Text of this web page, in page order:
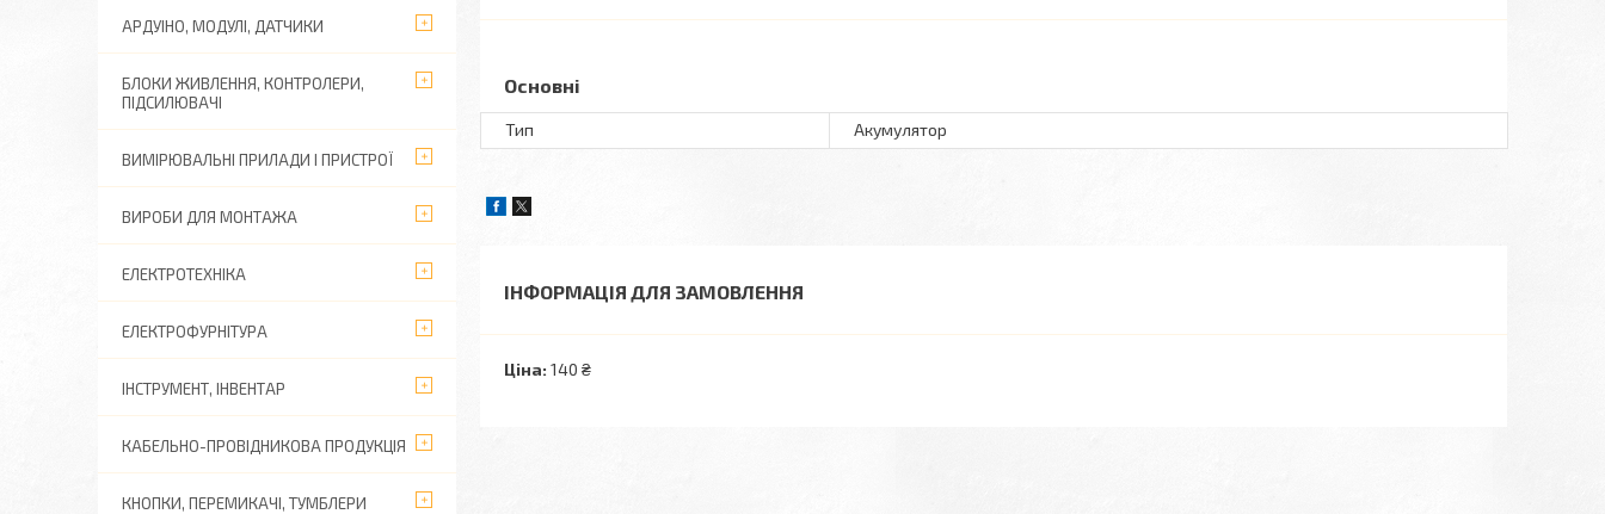
Основні
Тип Акумулятор
ІНФОРМАЦІЯ ДЛЯ ЗАМОВЛЕННЯ
Ціна: 140 ₴
АРДУІНО, МОДУЛІ, ДАТЧИКИ
БЛОКИ ЖИВЛЕННЯ, КОНТРОЛЕРИ,
ПІДСИЛЮВАЧІ
ВИМІРЮВАЛЬНІ ПРИЛАДИ І ПРИСТРОЇ
ВИРОБИ ДЛЯ МОНТАЖА
ЕЛЕКТРОТЕХНІКА
ЕЛЕКТРОФУРНІТУРА
ІНСТРУМЕНТ, ІНВЕНТАР
КАБЕЛЬНО-ПРОВІДНИКОВА ПРОДУКЦІЯ
КНОПКИ, ПЕРЕМИКАЧІ, ТУМБЛЕРИ